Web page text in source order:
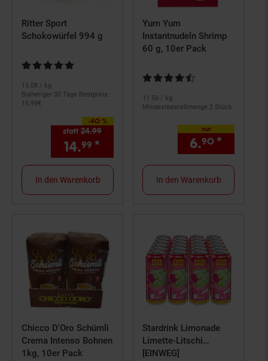
Ritter Sport
Schokowürfel 994 g
Kundenbewertung: 5 von 5 Sternen
15.08 / kg
Bisheriger 30 Tage Bestpreis:
15.99€
-40 %
Sie Sparen 40 Prozent,
statt 24.99
14.99 * Aktueller Preis: 14, 99
In den Warenkorb
Yum Yum
Instantnudeln Shrimp
60 g, 10er Pack
Kundenbewertung: 4,63 von 5
11.50 / kg
Mindestbestellmenge 2 Stück
nur
6.90 *
In den Warenkorb
Chicco D'Oro Schümli
Crema Intenso Bohnen
1kg, 10er Pack
Stardrink Limonade
Limette-Litschi
Geschmack 0,5 Liter
[EINWEG]